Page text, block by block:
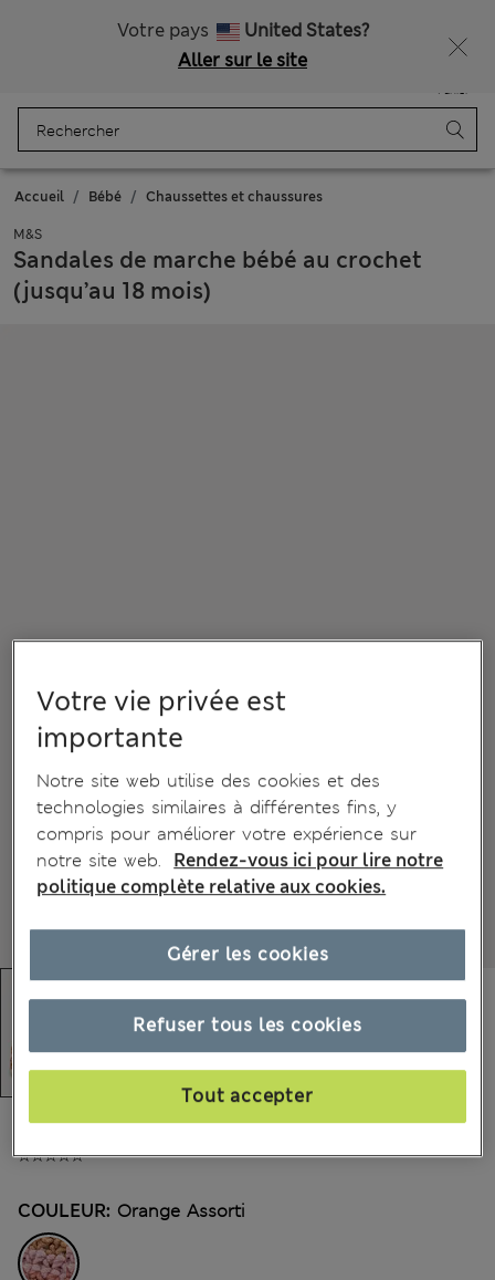
Votre pays
United States?
Aller sur le site
Panier
Accueil Bébé Chaussettes et chaussures
M&S
Sandales de marche bébé au crochet
(jusqu’au 18 mois)
15.00 € Tous les prix incluent les taxes et les frais de douanes
COULEUR: Orange Assorti
Votre vie privée est
importante
Notre site web utilise des cookies et des
technologies similaires à différentes fins, y
compris pour améliorer votre expérience sur
notre site web.
Rendez-vous ici pour lire notre
politique complète relative aux cookies.
Refuser tous les cookies
Tout accepter
Gérer les cookies